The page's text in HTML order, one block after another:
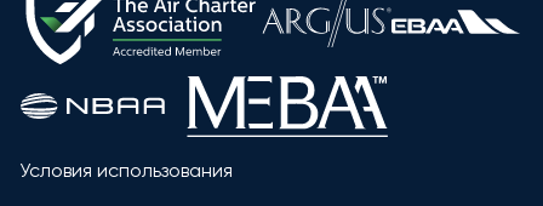
Условия использования